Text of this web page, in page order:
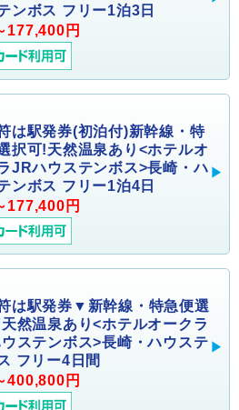
ンボス フリー1泊3日
177,400円
は駅発券(初泊付)新幹線・特
択可!天然温泉あり<ホテルオ
JRハウステンボス>長崎・ハ
ンボス フリー1泊4日
177,400円
は駅発券▼新幹線・特急便選
然温泉あり<ホテルオークラ
ステンボス>長崎・ハウステ
フリー4日間
400,800円